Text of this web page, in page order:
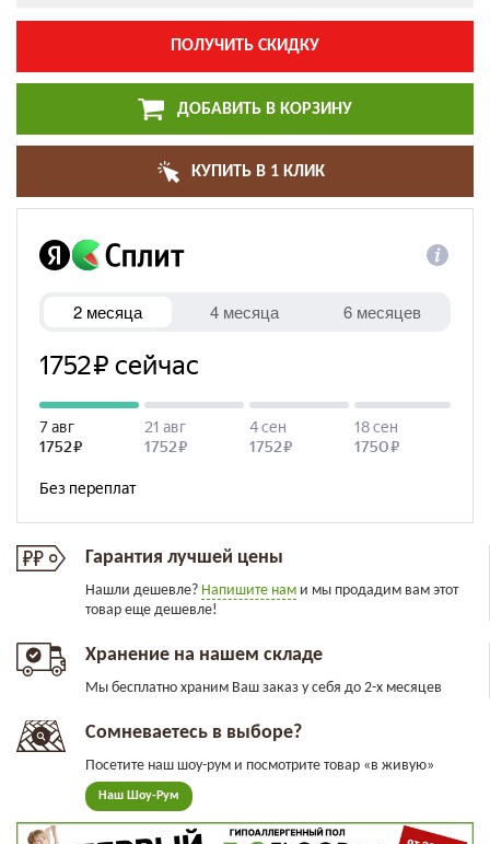
ПОЛУЧИТЬ СКИДКУ
ДОБАВИТЬ В КОРЗИНУ
КУПИТЬ В 1 КЛИК
Гарантия лучшей цены
Нашли дешевле? Напишите нам и мы продадим вам этот
товар еще дешевле!
Хранение на нашем складе
Мы бесплатно храним Ваш заказ у себя до 2-х месяцев
Сомневаетесь в выборе?
Посетите наш шоу-рум и посмотрите товар «в живую»
Наш Шоу-Рум